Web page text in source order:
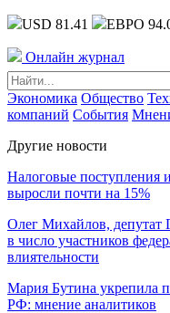
USD 81.41 ЕВРО
Онлайн журнал
Экономика Общество
компаний События
Другие новости
Налоговые поступления
выросли почти на 15%
Олег Михайлов, депутат
в число участников
влиятельности
Мария Бутина укрепила
РФ: мнение аналитиков